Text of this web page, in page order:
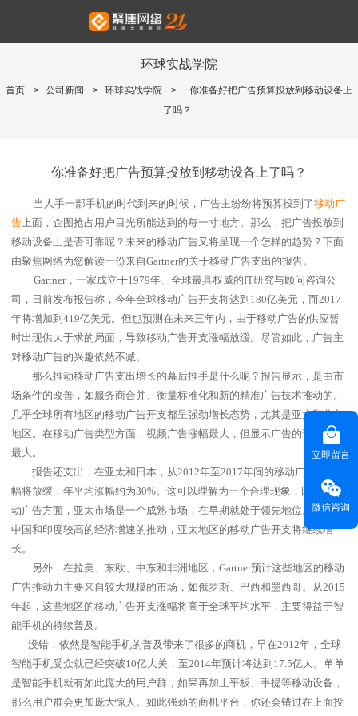
环球实战学院
首页 > 公司新闻 > 环球实战学院 >
你准备好把广告预算投放到移动设备上
了吗？
你准备好把广告预算投放到移动设备上了吗？
当人手一部手机的时代到来的时候，广告主纷纷将预算投到了移动广
告上面，企图抢占用户目光所能达到的每一寸地方。那么，把广告投放到
移动设备上是否可靠呢？未来的移动广告又将呈现一个怎样的趋势？下面
由聚焦网络为您解读一份来自Gartner的关于移动广告支出的报告。
Gartner，一家成立于1979年、全球最具权威的IT研究与顾问咨询公
司，日前发布报告称，今年全球移动广告开支将达到 180亿美元，而2017
年将增加到 419亿美元。但也预测在未来三年内，由于移动广告的供应暂
时出现供大于求的局面，导致移动广告开支涨幅放缓。尽管如此，广告主
对移动广告的兴趣依然不减。
那么推动移动广告支出增长的幕后推手是什么呢？报告显示，是由市
场条件的改善，如服务商合并、衡量标准化和新的精准广告技术推动的。
几乎全球所有地区的移动广告开支都呈强劲增长态势，尤其是亚太和北美
地区。在移动广告类型方面，视频广告涨幅最大，但显示广告的营收份额
最大。
报告还支出，在亚太和日本，从2012年至2017年间的移动广告开支涨
幅将放缓，年平均涨幅约为30%。这可以理解为一个合理现象，因为在移
动广告方面，亚太市场是一个成熟市场，在早期就处于领先地位。而且受
中国和印度较高的经济增速的推动，亚太地区的移动广告开支将继续增
长。
另外，在拉美、东欧、中东和非洲地区， Gartner预计这些地区的移动
广告推动力主要来自较大规模的市场，如俄罗斯、巴西和墨西哥。从2015
年起，这些地区的移动广告开支涨幅将高于全球平均水平，主要得益于智
能手机的持续普及。
没错，依然是智能手机的普及带来了很多的商机，早在2012年，全球
智能手机受众就已经突破10亿大关，至2014年预计将达到 17.5亿人。单单
是智能手机就有如此庞大的用户群，如果再加上平板、手提等移动设备，
那么用户群会更加庞大惊人。如此强劲的商机平台，你还会错过在上面投
立即留言
微信咨询